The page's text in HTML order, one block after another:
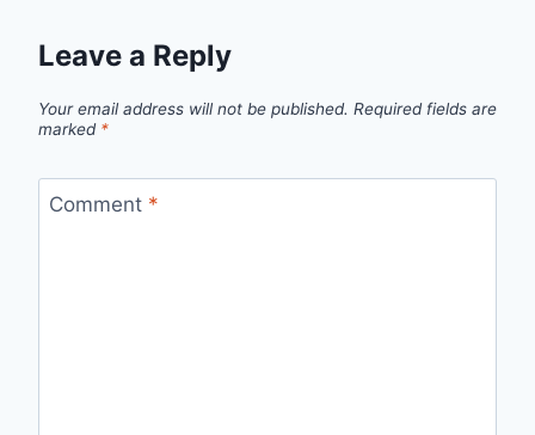
Leave a Reply
Your email address will not be published. Required fields are
marked *
Comment *